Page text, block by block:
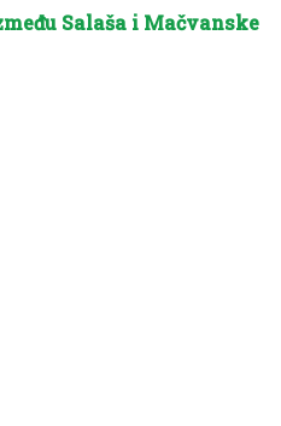
Salaša i Mačvanske